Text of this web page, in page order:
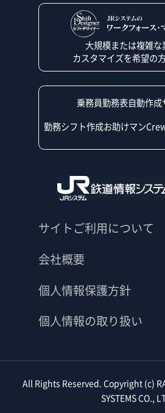
大規模または複雑な
カスタマイズを希望の
乗務員勤務表自動作成
勤務シフト作成お助けマン
サイトご利用について
会社概要
個人情報保護方針
個人情報の取り扱い
All Rights Reserved. Copyright (c)
SYSTEMS CO.,